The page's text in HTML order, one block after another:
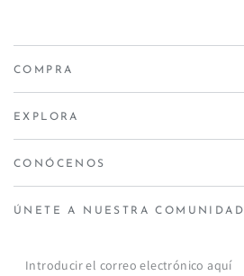
COMPRA
EXPLORA
CONÓCENOS
ÚNETE A NUESTRA COMUNIDAD
Introducir